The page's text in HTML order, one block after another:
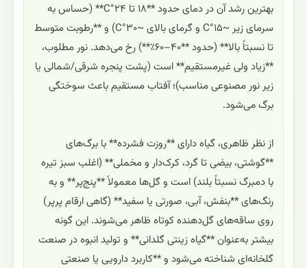
بهترین رشد آن در دمای حدود **۱۸ تا ۲۴°C** (حساس به
سرمای زیر ~۱۵°C و گرمای بالای ~۳۰°C) و **رطوبت متوسط
تا نسبتاً بالا** (حدود **۴۰–۶۰٪**) رخ می‌دهد. نور مطلوب،
**زیاد ولی غیرمستقیم** است (پشت پنجره شرقی/شمالی یا
زیر نور مصنوعی مناسب)؛ آفتاب مستقیم باعث سوختگی
برگ می‌شود.
از نظر ظاهری، گیاه دارای **روزت فشرده** با برگ‌های
**گوشتی، بیضی تا گرد، کرک‌دار و مخملی** (اغلب سبز تیره
با دمبرگ نسبتاً بلند) است و گل‌ها معمولاً **پنج‌پر** و به
رنگ‌های **بنفش، آبی، صورتی یا سفید** (گاهی ارقام پرپر)
روی ساقه‌های گل‌دهنده کوتاه ظاهر می‌شوند. این گونه
بیشتر به‌عنوان **گیاه زینتی گلدانی** و تولید انبوه در صنعت
گلخانه‌ای شناخته می‌شود و **کاربرد دارویی یا صنعتی